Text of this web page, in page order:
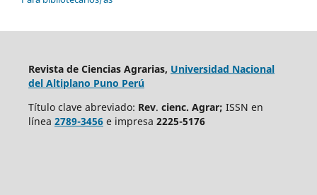
Revista de Ciencias Agrarias, Universidad Nacional
del Altiplano Puno Perú
Título clave abreviado: Rev. cienc. Agrar; ISSN en
línea 2789-3456e impresa 2225-5176